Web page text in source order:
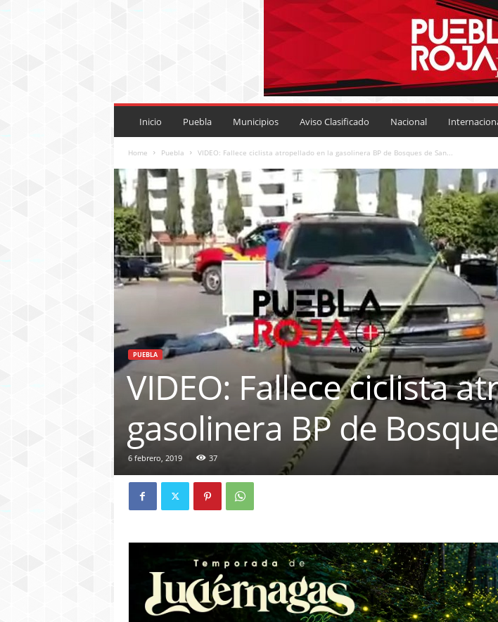
P
A
R
O
J
A
.
M
X
Inicio Puebla Municipios Aviso Clasificado Nacional
Home Puebla VIDEO: Fallece ciclista atropellado en la gasolinera BP de Bosques de San...
PUEBLA
VIDEO: Fallece ciclista
gasolinera BP de
6 febrero, 2019 37